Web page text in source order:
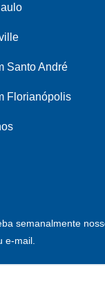
Santo André
Florianópolis
semanalmente
e-mail.